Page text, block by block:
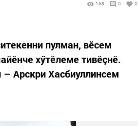
168 0 0
пулман, вӗсем
хӳтӗлеме тивӗçнӗ.
Арскри Хасбиуллинсем